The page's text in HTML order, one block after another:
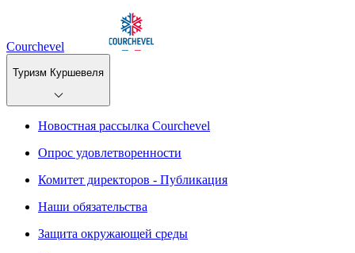
Courchevel
Туризм Куршевеля
Новостная рассылка Courchevel
Опрос удовлетворенности
Комитет директоров - Публикация
Наши обязательства
Защита окружающей среды